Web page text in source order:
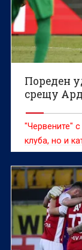
Пореден
срещу
"Червените"
клуба, но и